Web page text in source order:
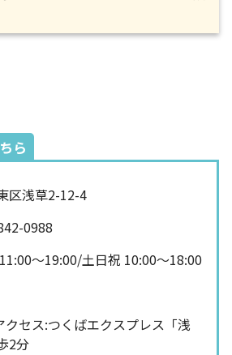
ら
区浅草2-12-4
0988
〜19:00/土日祝 10:00〜18:00
クセス:つくばエクスプレス「浅
2分